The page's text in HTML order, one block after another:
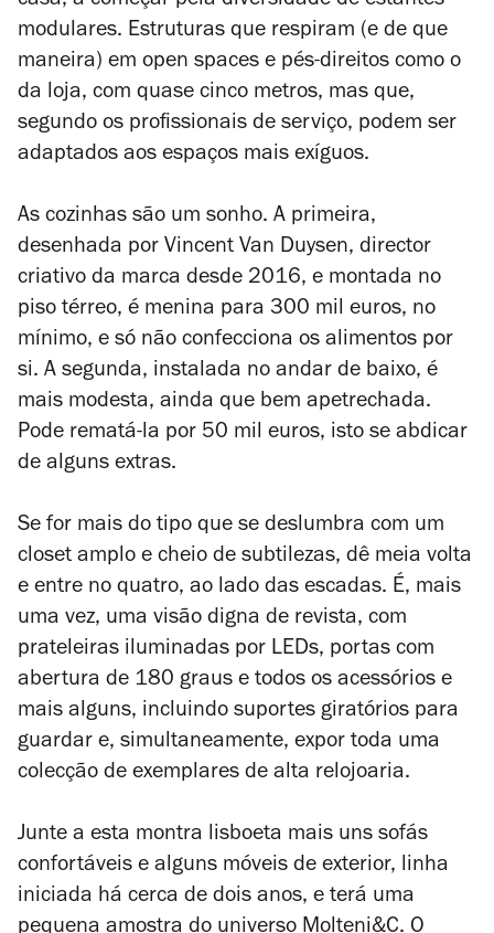
modulares. Estruturas que respiram (e de que
maneira) em open spaces e pés-direitos como o
da loja, com quase cinco metros, mas que,
segundo os profissionais de serviço, podem ser
adaptados aos espaços mais exíguos.
As cozinhas são um sonho. A primeira,
desenhada por Vincent Van Duysen, director
criativo da marca desde 2016, e montada no
piso térreo, é menina para 300 mil euros, no
mínimo, e só não confecciona os alimentos por
si. A segunda, instalada no andar de baixo, é
mais modesta, ainda que bem apetrechada.
Pode rematá-la por 50 mil euros, isto se abdicar
de alguns extras.
Se for mais do tipo que se deslumbra com um
closet amplo e cheio de subtilezas, dê meia volta
e entre no quatro, ao lado das escadas. É, mais
uma vez, uma visão digna de revista, com
prateleiras iluminadas por LEDs, portas com
abertura de 180 graus e todos os acessórios e
mais alguns, incluindo suportes giratórios para
guardar e, simultaneamente, expor toda uma
colecção de exemplares de alta relojoaria.
Junte a esta montra lisboeta mais uns sofás
confortáveis e alguns móveis de exterior, linha
iniciada há cerca de dois anos, e terá uma
pequena amostra do universo Molteni&C. O